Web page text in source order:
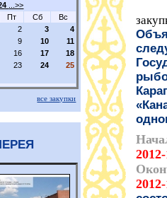
...>>
Пт Сб
Вс
2 3
4
9 10
11
16 17
18
23 24
25
все закупки